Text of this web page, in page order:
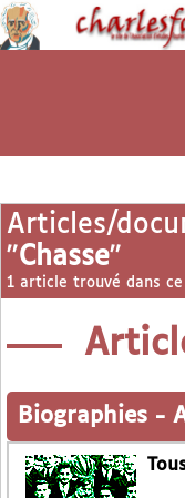
Articles/
"Chasse"
1 article trouvé dans
Biographies -